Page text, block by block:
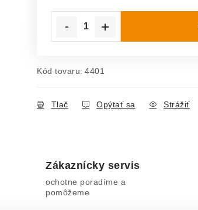
Kód tovaru: 4401
Tlač Opýtať sa Strážiť
Zákaznícky servis
ochotne poradíme a
pomôžeme